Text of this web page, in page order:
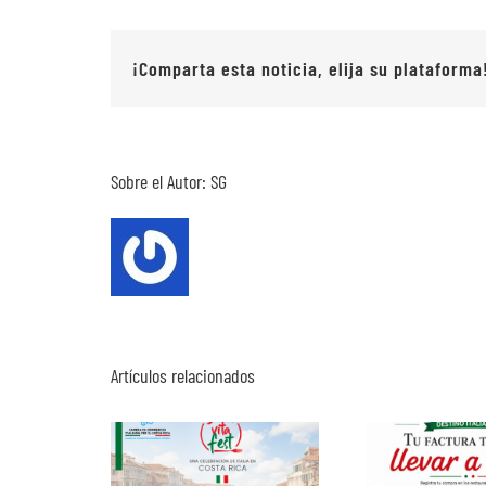
¡Comparta esta noticia, elija su
Sobre el Autor: SG
Artículos relacionados